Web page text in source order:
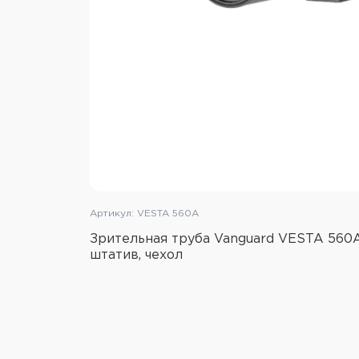
Артикул: VESTA 560A
Зрительная труба Vanguard VESTA
штатив, чехол